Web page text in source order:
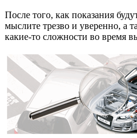
После того, как показания
мыслите трезво и уверенно, а
какие-то сложности во время